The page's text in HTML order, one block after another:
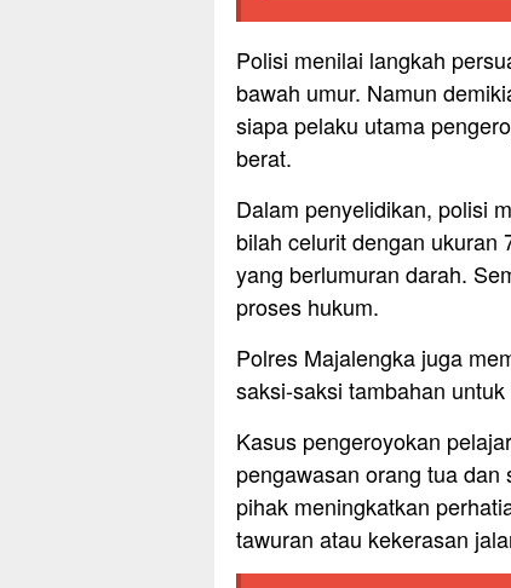
Polisi menilai langkah
bawah umur. Namun
siapa pelaku utama
berat.
Dalam penyelidikan, polisi
bilah celurit dengan ukuran
yang berlumuran darah.
proses hukum.
Polres Majalengka juga
saksi-saksi tambahan
Kasus pengeroyokan
pengawasan orang tua
pihak meningkatkan
tawuran atau kekerasan